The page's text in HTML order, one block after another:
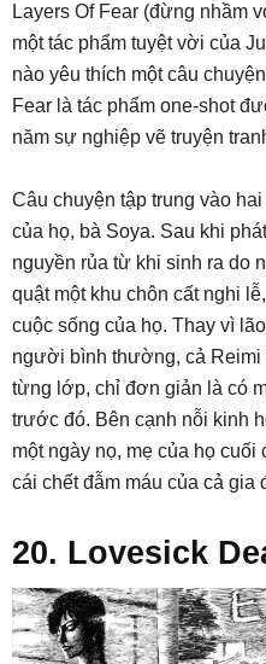
Layers Of Fear (đừng nhầm
một tác phẩm tuyệt vời của
nào yêu thích một câu
Fear là tác phẩm one-shot
năm sự nghiệp vẽ truyện
Câu chuyện tập trung vào
của họ, bà Soya. Sau khi
nguyền rủa từ khi sinh ra do
quật một khu chôn cất nghi
cuộc sống của họ. Thay vì
người bình thường, cả Reimi
từng lớp, chỉ đơn giản là có
trước đó. Bên cạnh nỗi kinh
một ngày nọ, mẹ của họ
cái chết đẫm máu của cả gia
20. Lovesick